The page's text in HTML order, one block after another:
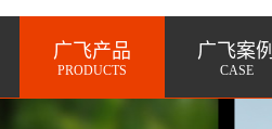
广飞产品
PRODUCTS
广飞案例
CASE